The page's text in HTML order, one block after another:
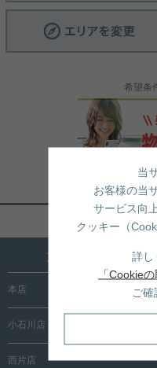
希望条
ペ
文京区内に15店舗
本店
小石川店
西片店
当
お客様の当
サービス向
クッキー（
詳し
「Cookie
ご確